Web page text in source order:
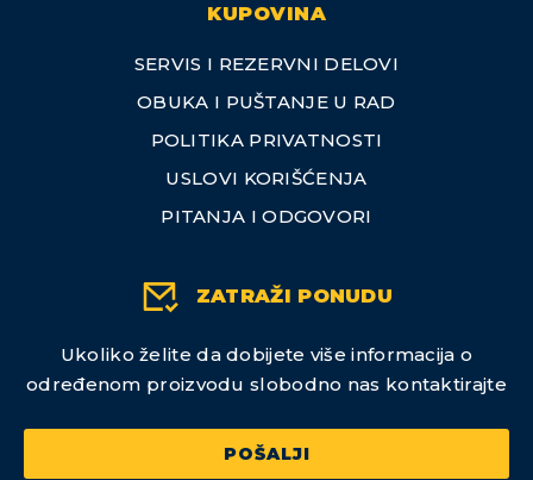
KUPOVINA
SERVIS I REZERVNI DELOVI
OBUKA I PUŠTANJE U RAD
POLITIKA PRIVATNOSTI
USLOVI KORIŠĆENJA
PITANJA I ODGOVORI
ZATRAŽI PONUDU
Ukoliko želite da dobijete više informacija o
određenom proizvodu slobodno nas kontaktirajte
POŠALJI